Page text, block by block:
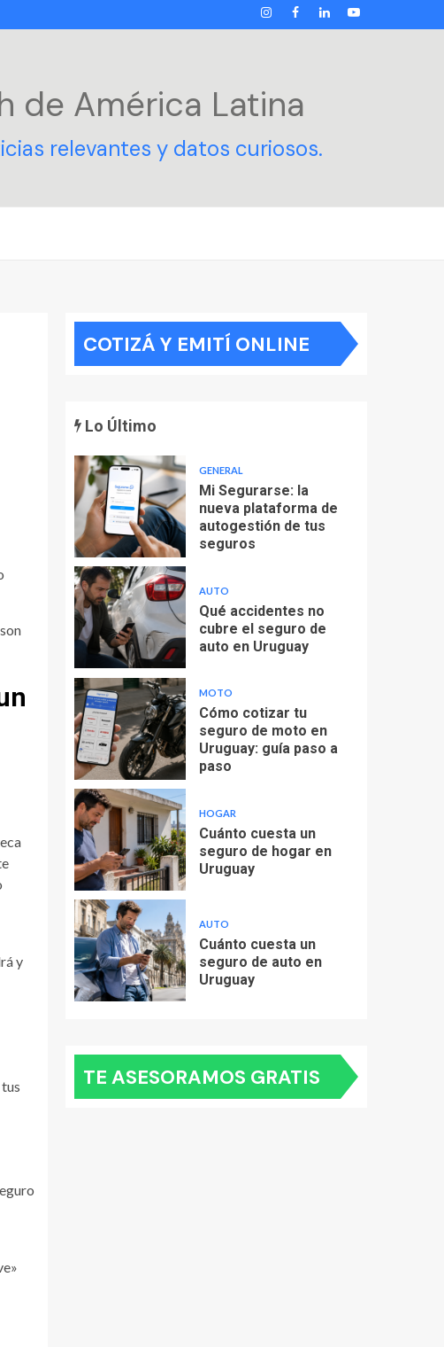
INSTAGRAM
FACEBOOK
LINKEDIN
YOUTUBE
de América Latina
relevantes y datos curiosos.
y
COTIZÁ Y EMITÍ ONLINE
Lo Último
GENERAL
Mi Segurarse: la
nueva plataforma de
autogestión de tus
seguros
AUTO
Qué accidentes no
cubre el seguro de
auto en Uruguay
MOTO
Cómo cotizar tu
seguro de moto en
Uruguay: guía paso a
paso
HOGAR
Cuánto cuesta un
seguro de hogar en
Uruguay
AUTO
Cuánto cuesta un
seguro de auto en
Uruguay
TE ASESORAMOS GRATIS